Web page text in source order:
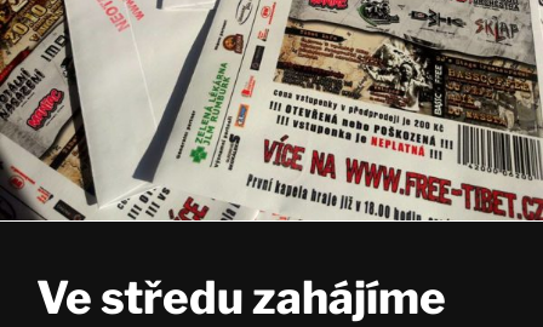
Ve středu zahájíme